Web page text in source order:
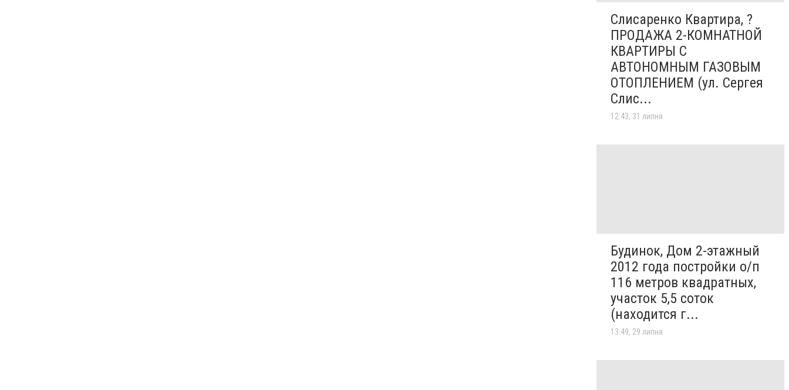
Слисаренко Квартира, ?
ПРОДАЖА 2-КОМНАТНОЙ
КВАРТИРЫ С
АВТОНОМНЫМ ГАЗОВЫМ
ОТОПЛЕНИЕМ (ул. Сергея
Слис...
12:43, 31 липня
Будинок, Дом 2-этажный
2012 года постройки о/п
116 метров квадратных,
участок 5,5 соток
(находится г...
13:49, 29 липня